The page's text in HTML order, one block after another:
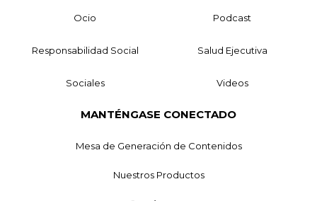
Ocio Podcast
Responsabilidad Social Salud Ejecutiva
Sociales Videos
MANTÉNGASE CONECTADO
Mesa de Generación de Contenidos
Nuestros Productos